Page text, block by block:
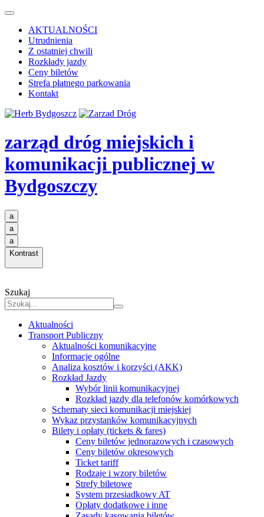
AKTUALNOŚCI
Utrudnienia
Z ostatniej chwili
Rozkłady jazdy
Ceny biletów
Strefa płatnego parkowania
Kontakt
zarząd dróg miejskich i
komunikacji publicznej w
Bydgoszczy
a
a
a
Kontrast
Szukaj
Aktualności
Transport Publiczny
Aktualności komunikacyjne
Informacje ogólne
Analiza kosztów i korzyści (AKK)
Rozkład Jazdy
Wybór linii komunikacyjnej
Rozkład jazdy dla telefonów komórkowych
Schematy sieci komunikacji miejskiej
Wykaz przystanków komunikacyjnych
Bilety i opłaty (tickets & fares)
Ceny biletów jednorazowych i czasowych
Ceny biletów okresowych
Ticket tariff
Rodzaje i wzory biletów
Strefy biletowe
System przesiadkowy AT
Opłaty dodatkowe i inne